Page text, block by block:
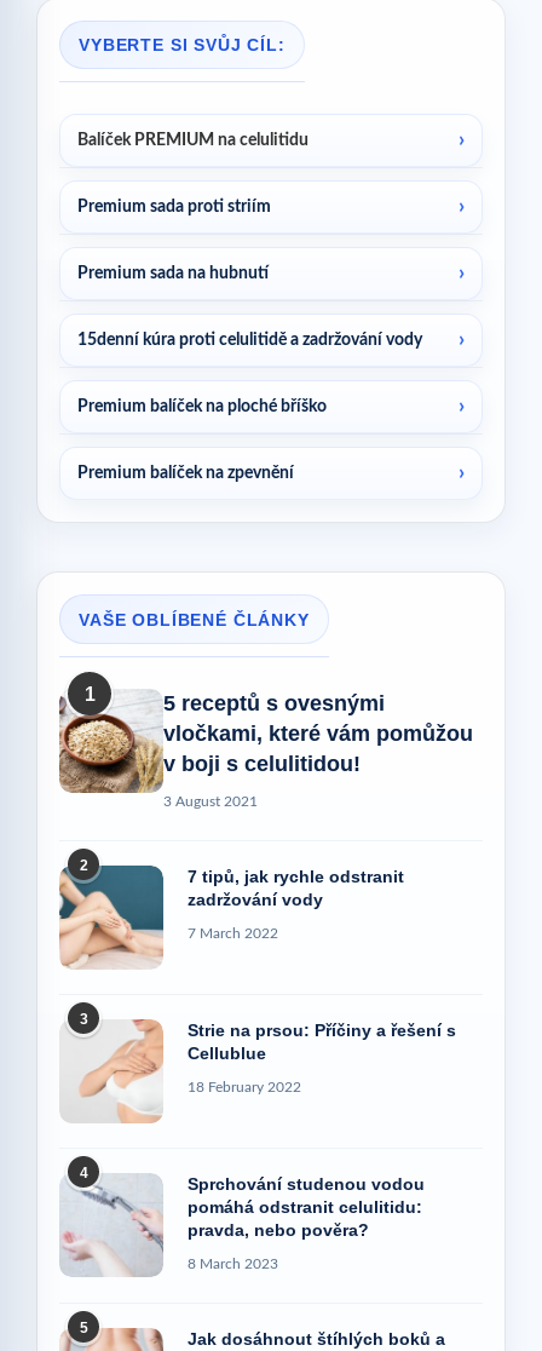
VYBERTE SI SVŮJ CÍL:
Balíček PREMIUM na celulitidu
Premium sada proti striím
Premium sada na hubnutí
15denní kúra proti celulitidě a zadržování vody
Premium balíček na ploché bříško
Premium balíček na zpevnění
VAŠE OBLÍBENÉ ČLÁNKY
1
5 receptů s ovesnými
vločkami, které vám pomůžou
v boji s celulitidou!
3 August 2021
2
7 tipů, jak rychle odstranit
zadržování vody
7 March 2022
3
Strie na prsou: Příčiny a řešení s
Cellublue
18 February 2022
4
Sprchování studenou vodou
pomáhá odstranit celulitidu:
pravda, nebo pověra?
8 March 2023
5
Jak dosáhnout štíhlých boků a